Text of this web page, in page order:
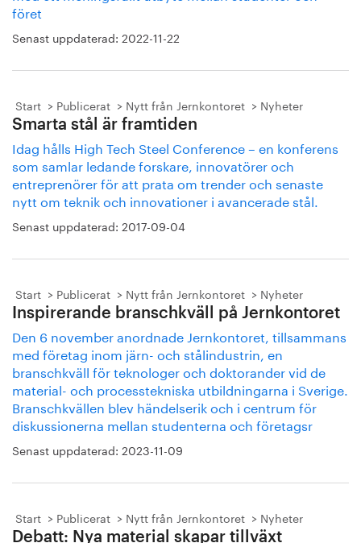
föret
Senast uppdaterad: 2022-11-22
Start Publicerat Nytt från Jernkontoret Nyheter
Smarta stål är framtiden
Idag hålls High Tech Steel Conference – en konferens
som samlar ledande forskare, innovatörer och
entreprenörer för att prata om trender och senaste
nytt om teknik och innovationer i avancerade stål.
Senast uppdaterad: 2017-09-04
Start Publicerat Nytt från Jernkontoret Nyheter
Inspirerande branschkväll på Jernkontoret
Den 6 november anordnade Jernkontoret, tillsammans
med företag inom järn- och stålindustrin, en
branschkväll för teknologer och doktorander vid de
material- och processtekniska utbildningarna i Sverige.
Branschkvällen blev händelserik och i centrum för
diskussionerna mellan studenterna och företagsr
Senast uppdaterad: 2023-11-09
Start Publicerat Nytt från Jernkontoret Nyheter
Debatt: Nya material skapar tillväxt